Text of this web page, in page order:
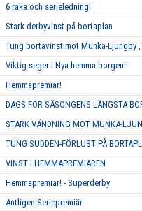
6 raka och serieledning!
Stark derbyvinst på bortaplan
Tung bortavinst mot Munka-Ljungby
Viktig seger i Nya hemma borgen!!
Hemmapremiär!
DAGS FÖR SÄSONGENS LÄNGSTA
STARK VÄNDNING MOT MUNKA-
TUNG SUDDEN-FÖRLUST PÅ
VINST I HEMMAPREMIÄREN
Hemmapremiär! - Superderby
Äntligen Seriepremiär